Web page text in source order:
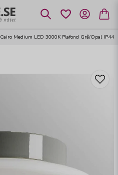
Cairo Medium LED 3000K Plafond Grå/Opal IP44